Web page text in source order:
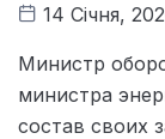
14 Січня,
Министр
министра
состав своих